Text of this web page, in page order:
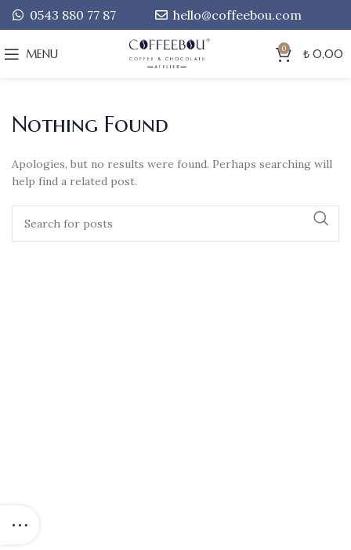
0543 880 77 87 hello@coffeebou.com
MENU 0 ₺ 0,00
Nothing Found
Apologies, but no results were found. Perhaps searching will
help find a related post.